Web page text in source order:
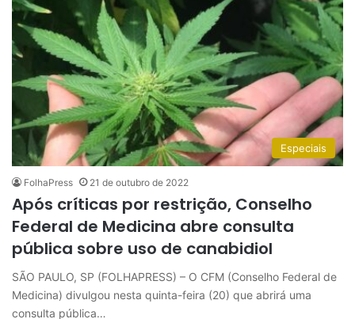
Especiais
FolhaPress 21 de outubro de 2022
Após críticas por restrição, Conselho
Federal de Medicina abre consulta
pública sobre uso de canabidiol
SÃO PAULO, SP (FOLHAPRESS) – O CFM (Conselho Federal de
Medicina) divulgou nesta quinta-feira (20) que abrirá uma
consulta pública…